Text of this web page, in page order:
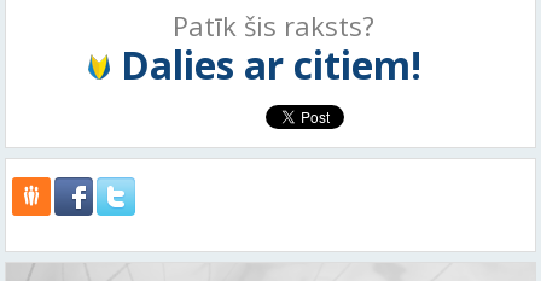
Patīk šis raksts?
Dalies ar citiem!